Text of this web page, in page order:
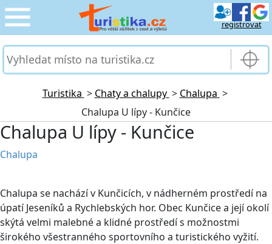
registrovat
CESTOVÁNÍ
›
MOJE TURISTIKA
Turistika > Chaty a chalupy > Chalupa >
Chalupa U lípy - Kunčice
Chalupa U lípy - Kunčice
Chalupa
Chalupa se nachází v Kunčicích, v nádherném prostředí na
úpatí Jeseníků a Rychlebských hor. Obec Kunčice a její okolí
skýtá velmi malebné a klidné prostředí s možnostmi
širokého všestranného sportovního a turistického vyžití.